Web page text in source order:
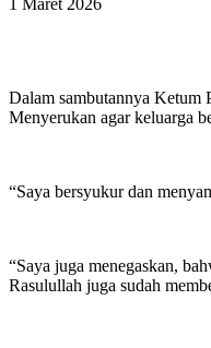
Dalam sambutannya Ketum
Menyerukan agar keluarga
“Saya bersyukur dan
“Saya juga menegaskan,
Rasulullah juga sudah